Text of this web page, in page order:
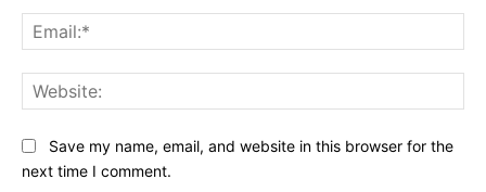
Save my name, email, and website in this browser for the
next time I comment.